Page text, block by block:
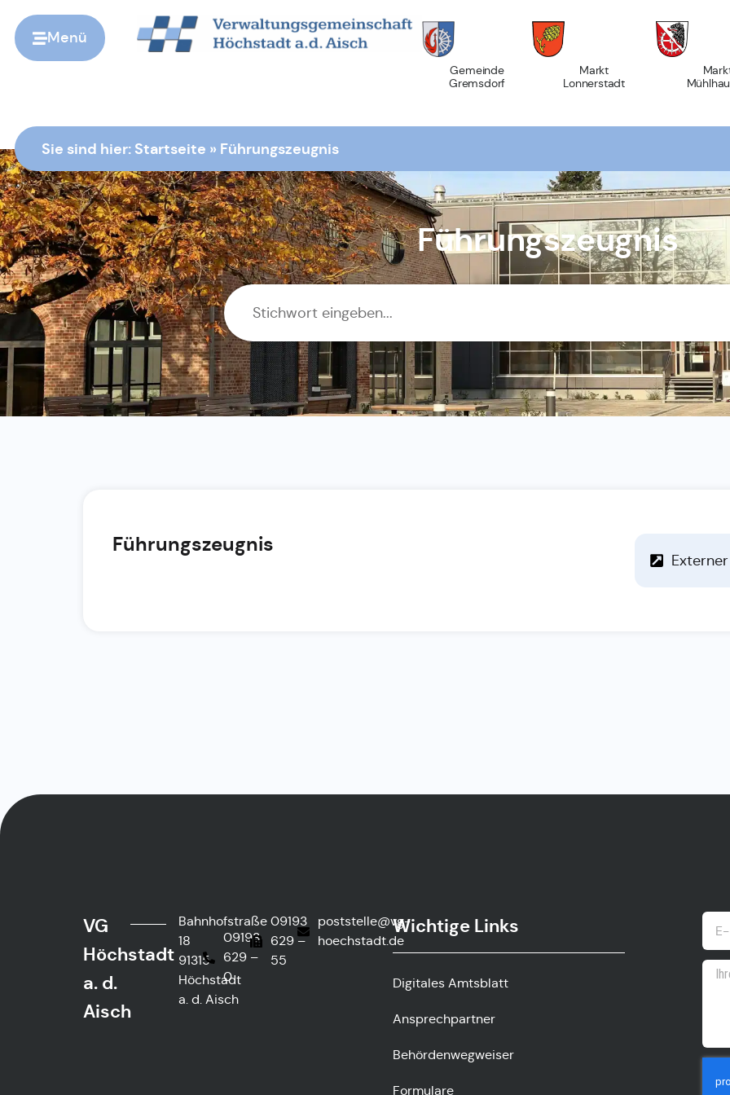
Menü
Gemeinde
Gremsdorf
Markt
Lonnerstadt
Sie sind hier: Startseite » Führungszeugnis
Führungszeugnis
Führungszeugnis
VG
Höchstadt
a. d.
Aisch
Bahnhofstraße
18
91315
Höchstadt
a. d. Aisch
09193
629 –
0
09193
629 –
55
poststelle@vg-
hoechstadt.de
Wichtige Links
Digitales Amtsblatt
Ansprechpartner
Behördenwegweiser
Formulare